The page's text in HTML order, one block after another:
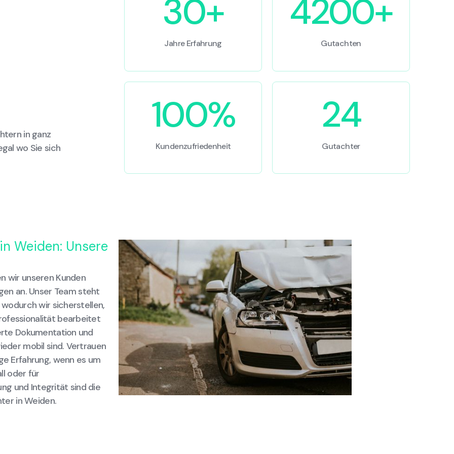
in ganz
wo Sie sich
30+
Jahre Erfahrung
4200+
Gutachten
100%
Kundenzufriedenheit
24
Gutachter
Weiden: Unsere
wir unseren Kunden
an. Unser Team steht
wir sicherstellen,
bearbeitet
Dokumentation und
mobil sind. Vertrauen
Erfahrung, wenn es um
oder für
und Integrität sind die
in Weiden.